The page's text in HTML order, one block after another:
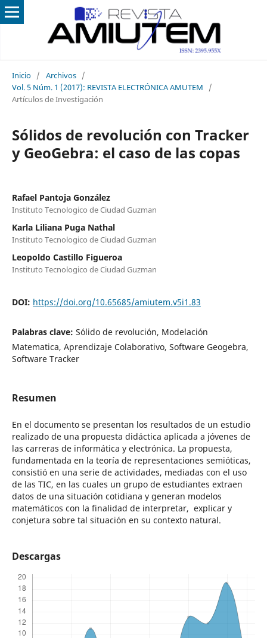
Inicio / Archivos /
Vol. 5 Núm. 1 (2017): REVISTA ELECTRÓNICA AMUTEM
/
Artículos de Investigación
Sólidos de revolución con Tracker
y GeoGebra: el caso de las copas
Rafael Pantoja González
Instituto Tecnologico de Ciudad Guzman
Karla Liliana Puga Nathal
Instituto Tecnologico de Ciudad Guzman
Leopoldo Castillo Figueroa
Instituto Tecnologico de Ciudad Guzman
DOI: https://doi.org/10.65685/amiutem.v5i1.83
Palabras clave: Sólido de revolución, Modelación
Matematica, Aprendizaje Colaborativo, Software Geogebra,
Software Tracker
Resumen
En el documento se presentan los resultados de un estudio
realizado de una propuesta didáctica aplicada a jóvenes de
las carreras de informática y electrónica. La propuesta,
fundamentada en la teoría de representaciones semióticas,
consistió en una serie de actividades, mediadas con el uso
de las TIC, en las cuales un grupo de estudiantes extraen
datos de una situación cotidiana y generan modelos
matemáticos con la finalidad de interpretar, explicar y
conjetura sobre tal situación en su contexto natural.
Descargas